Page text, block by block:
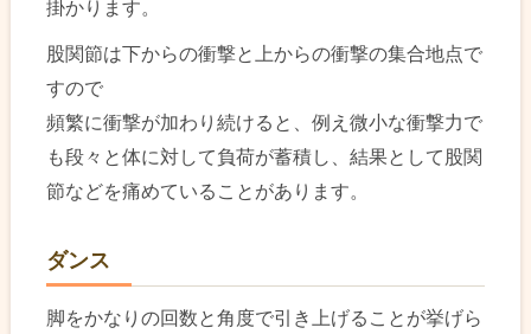
掛かります。
股関節は下からの衝撃と上からの衝撃の集合地点で
すので
頻繁に衝撃が加わり続けると、例え微小な衝撃力で
も段々と体に対して負荷が蓄積し、結果として股関
節などを痛めていることがあります。
ダンス
脚をかなりの回数と角度で引き上げることが挙げら